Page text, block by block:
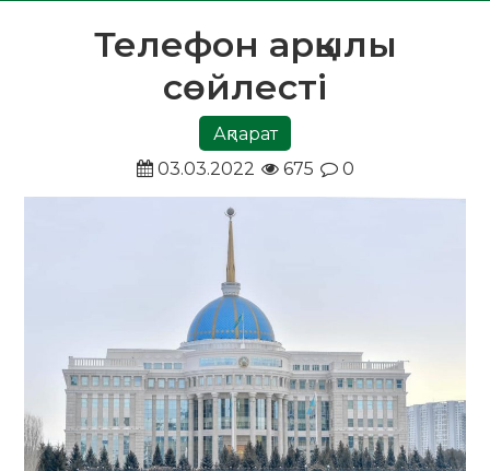
Телефон арқылы
сөйлесті
Ақпарат
03.03.2022
675 0